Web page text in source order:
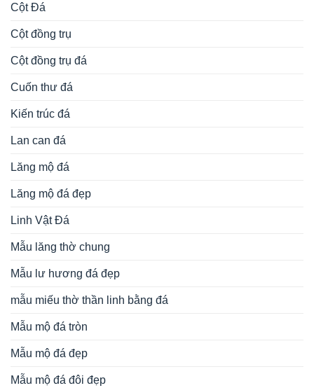
Cột Đá
Cột đồng trụ
Cột đồng trụ đá
Cuốn thư đá
Kiến trúc đá
Lan can đá
Lăng mộ đá
Lăng mộ đá đẹp
Linh Vật Đá
Mẫu lăng thờ chung
Mẫu lư hương đá đẹp
mẫu miếu thờ thần linh bằng đá
Mẫu mộ đá tròn
Mẫu mộ đá đẹp
Mẫu mộ đá đôi đẹp